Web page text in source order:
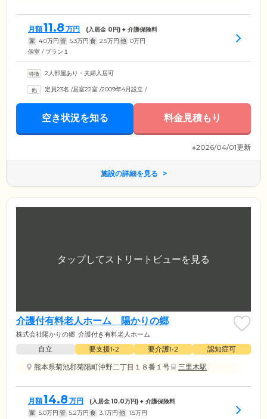
月額11.8 万円 (入居金 0円) + 介護保険料
家 4.0万円 管 5.3万円 食 2.5万円 他 0万円
個室 / プラン１
2人部屋あり・夫婦入居可
定員23名 /居室22室 /2009年4月設立 /
空き状況を知る 料金見積もり
※2026/04/01更新
施設の詳細を見る
介護付有料老人ホーム 陽かりの郷
株式会社陽かりの郷 介護付き有料老人ホーム
自立 要支援1•2 要介護1•2
認知症可
熊本県菊池郡菊陽町沖野二丁目１８番１号
三里木駅
月額14.8 万円 (入居金10.0万円) + 介護保険料
家 5.0万円 管 5.2万円 食 3.1万円 他 1.5万円